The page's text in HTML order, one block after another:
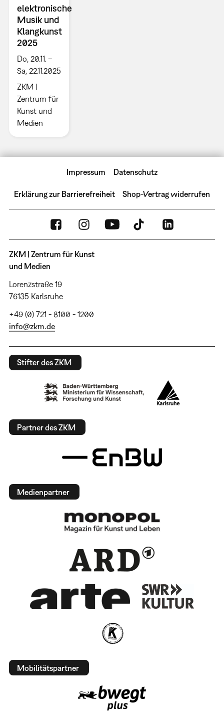
elektronische
Musik und
Klangkunst
2025
Do, 20.11. –
Sa, 22.11.2025
ZKM |
Zentrum für
Kunst und
Medien
Impressum Datenschutz
Erklärung zur Barrierefreiheit Shop-Vertrag widerrufen
ZKM | Zentrum für Kunst
und Medien
Lorenzstraße 19
76135 Karlsruhe
+49 (0) 721 - 8100 - 1200
info@zkm.de
Stifter des ZKM
Partner des ZKM
Medienpartner
Mobilitätspartner